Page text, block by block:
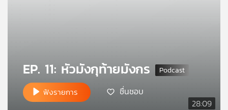
กิจกรรม
28:09
EP. 11: หัวมังกุท้ายมังกร
ฟังรายการ ชื่นชอบ